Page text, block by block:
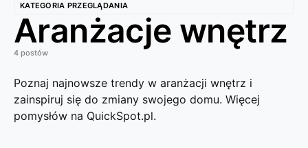
KATEGORIA PRZEGLĄDANIA
Aranżacje wnętrz
4 postów
Poznaj najnowsze trendy w aranżacji wnętrz i
zainspiruj się do zmiany swojego domu. Więcej
pomysłów na QuickSpot.pl.